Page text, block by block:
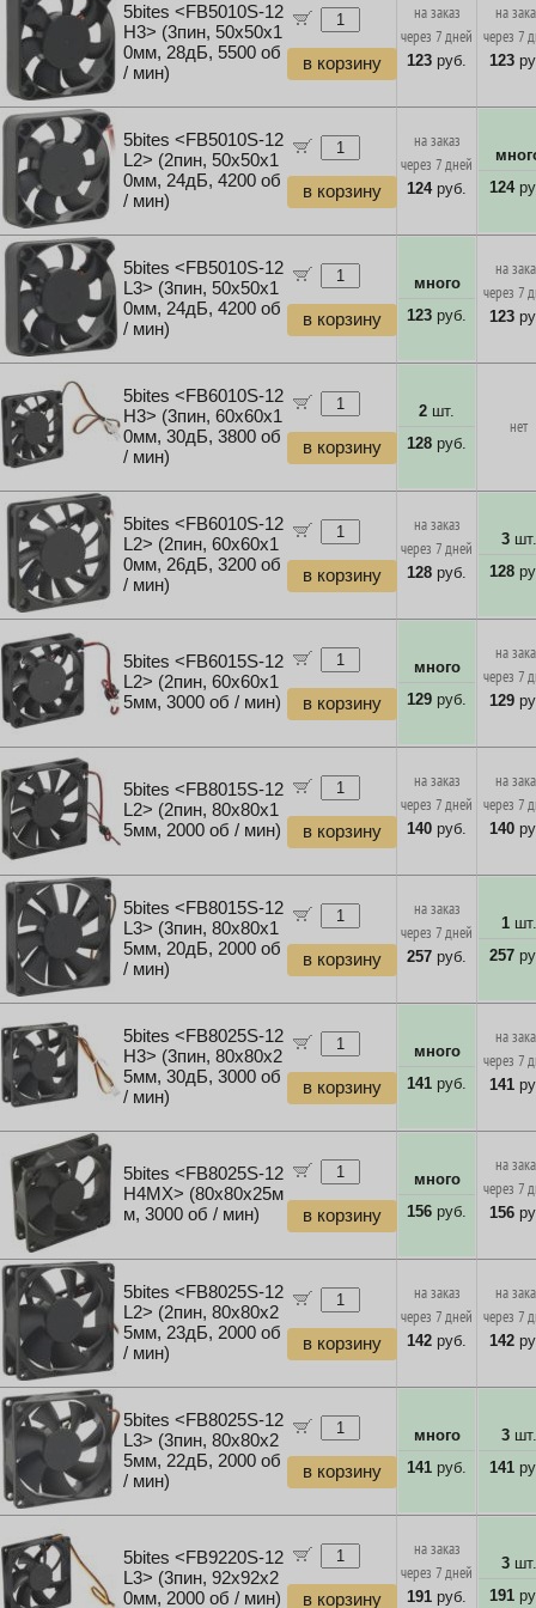
5bites <FB5010S-12
H3> (3пин, 50x50x1
0мм, 28дБ, 5500 об
/ мин)
в корзину
на заказ
через 7 дней
123 руб.
на
через 7
123
5bites <FB5010S-12
L2> (2пин, 50x50x1
0мм, 24дБ, 4200 об
/ мин)
в корзину
на заказ
через 7 дней
124руб.
124
5bites <FB5010S-12
L3> (3пин, 50x50x1
0мм, 24дБ, 4200 об
/ мин)
в корзину
много
123 руб.
на
через 7
123
5bites <FB6010S-12
H3> (3пин, 60x60x1
0мм, 30дБ, 3800 об
/ мин)
в корзину
2 шт.
128 руб.
нет
5bites <FB6010S-12
L2> (2пин, 60x60x1
0мм, 26дБ, 3200 об
/ мин)
в корзину
на заказ
через 7 дней
128 руб.
3шт.
128
5bites <FB6015S-12
L2> (2пин, 60x60x1
5мм, 3000 об / мин)
в корзину
много
129 руб.
на
через 7
129
5bites <FB8015S-12
L2> (2пин, 80x80x1
5мм, 2000 об / мин)
в корзину
на заказ
через 7 дней
140 руб.
на
через 7
140
5bites <FB8015S-12
L3> (3пин, 80x80x1
5мм, 20дБ, 2000 об
/ мин)
в корзину
на заказ
через 7 дней
257 руб.
1шт.
257
5bites <FB8025S-12
H3> (3пин, 80x80x2
5мм, 30дБ, 3000 об
/ мин)
в корзину
много
141 руб.
на
через 7
141
5bites <FB8025S-12
H4MX> (80x80x25м
м, 3000 об / мин)
в корзину
много
156 руб.
на
через 7
156
5bites <FB8025S-12
L2> (2пин, 80x80x2
5мм, 23дБ, 2000 об
/ мин)
в корзину
на заказ
через 7 дней
142 руб.
на
через 7
142
5bites <FB8025S-12
L3> (3пин, 80x80x2
5мм, 22дБ, 2000 об
/ мин)
в корзину
много
141 руб.
3шт.
141
5bites <FB9220S-12
L3> (3пин, 92x92x2
0мм, 2000 об / мин)
в корзину
на заказ
через 7 дней
191 руб.
3шт.
191